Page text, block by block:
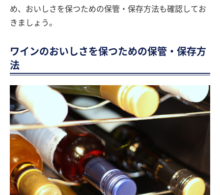
め、おいしさを保つための保管・保存方法も確認してお
きましょう。
ワインのおいしさを保つための保管・保存方
法